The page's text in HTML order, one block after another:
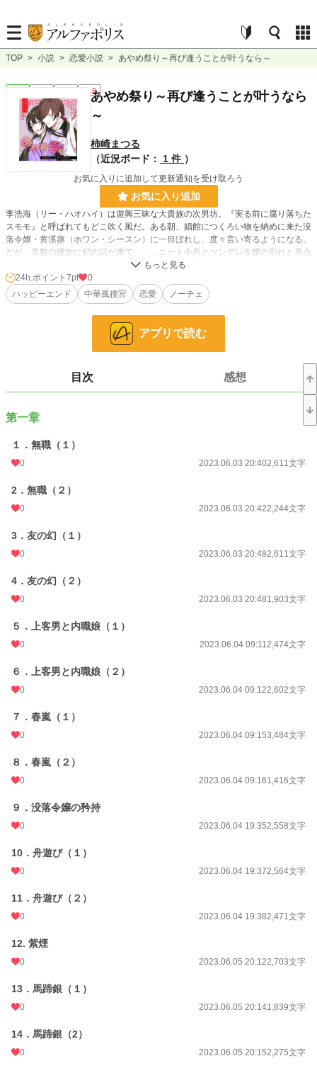
TOP > 小説 > 恋愛小説 > あやめ祭り～再び逢うことが叶うなら～
R18あやめ祭り～再び逢うことが叶うなら
～
柿崎まつる
（近況ボード：
1 件 ）
お気に入りに追加して更新通知を受け取ろう
お気に入り追加
李浩海（リー・ハオハイ）は遊興三昧な大貴族の次男坊。『実る前に腐り落ちた
スモモ』と呼ばれてもどこ吹く風だ。ある朝、娼館につくろい物を納めに来た没
落令嬢・黄溪蓀（ホワン・シースン）に一目ぼれし、度々言い寄るようになる。
だが、美貌の彼女に妃の話が来て……。ニート令息とツンデレ令嬢の別れと再会
小説 38,704 位 / 228,922 件
16,789 位 / 66,393 件
7 pt
文字数 199,394
更新日時
初回公開日時 2023.06.03 20:40
初回完結日時
週間ポイント 35 pt (53,125 位)
年間ポイント 1,513 pt (74,068 位)
24h.ポイント 7pt
0
ハッピーエンド
中華風後宮 恋愛 ノーチェ
アプリで読む
目次 感想
第一章
１．無職（１）
0 2023.06.03 20:402,611文字
2．無職（２）
0 2023.06.03 20:422,244文字
3．友の幻（１）
0 2023.06.03 20:482,611文字
4．友の幻（２）
0 2023.06.03 20:481,903文字
５．上客男と内職娘（１）
0 2023.06.04 09:112,474文字
６．上客男と内職娘（２）
0 2023.06.04 09:122,602文字
７．春嵐（１）
0 2023.06.04 09:153,484文字
８．春嵐（２）
0 2023.06.04 09:161,416文字
９．没落令嬢の矜持
0 2023.06.04 19:352,558文字
10．舟遊び（１）
0 2023.06.04 19:372,564文字
11．舟遊び（２）
0 2023.06.04 19:382,471文字
12. 紫煙
0 2023.06.05 20:122,703文字
13．馬蹄銀（１）
0 2023.06.05 20:141,839文字
14．馬蹄銀（2）
0 2023.06.05 20:152,275文字